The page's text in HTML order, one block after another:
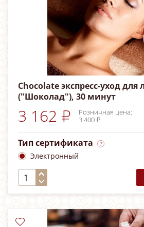
Chocolate экспресс-уход для
("Шоколад"), 30 минут
3 162 ₽
Розничная цена:
3 400 ₽
Тип сертификата
Электронный